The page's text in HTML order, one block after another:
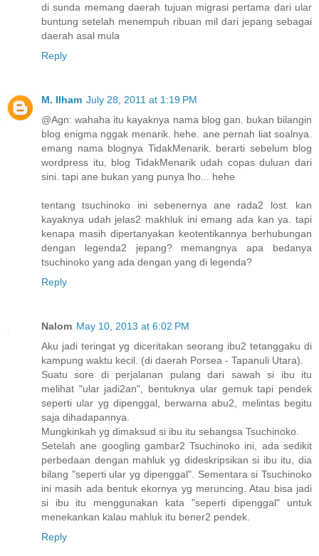
di sunda memang daerah tujuan migrasi pertama dari ular
buntung setelah menempuh ribuan mil dari jepang sebagai
daerah asal mula
Reply
M. Ilham July 28, 2011 at 1:19 PM
@Agn: wahaha itu kayaknya nama blog gan. bukan bilangin
blog enigma nggak menarik. hehe. ane pernah liat soalnya.
emang nama blognya TidakMenarik. berarti sebelum blog
wordpress itu, blog TidakMenarik udah copas duluan dari
sini. tapi ane bukan yang punya lho... hehe
tentang tsuchinoko ini sebenernya ane rada2 lost. kan
kayaknya udah jelas2 makhluk ini emang ada kan ya. tapi
kenapa masih dipertanyakan keotentikannya berhubungan
dengan legenda2 jepang? memangnya apa bedanya
tsuchinoko yang ada dengan yang di legenda?
Reply
Nalom May 10, 2013 at 6:02 PM
Aku jadi teringat yg diceritakan seorang ibu2 tetanggaku di
kampung waktu kecil. (di daerah Porsea - Tapanuli Utara).
Suatu sore di perjalanan pulang dari sawah si ibu itu
melihat "ular jadi2an", bentuknya ular gemuk tapi pendek
seperti ular yg dipenggal, berwarna abu2, melintas begitu
saja dihadapannya.
Mungkinkah yg dimaksud si ibu itu sebangsa Tsuchinoko.
Setelah ane googling gambar2 Tsuchinoko ini, ada sedikit
perbedaan dengan mahluk yg dideskripsikan si ibu itu, dia
bilang "seperti ular yg dipenggal". Sementara si Tsuchinoko
ini masih ada bentuk ekornya yg meruncing. Atau bisa jadi
si ibu itu menggunakan kata "seperti dipenggal" untuk
menekankan kalau mahluk itu bener2 pendek.
Reply